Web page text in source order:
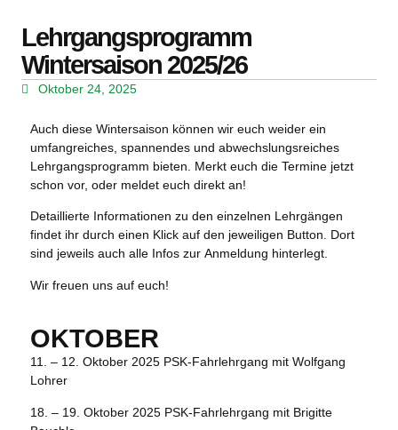
Lehrgangsprogramm
Wintersaison 2025/26
Oktober 24, 2025
Auch diese Wintersaison können wir euch weider ein
umfangreiches, spannendes und abwechslungsreiches
Lehrgangsprogramm bieten. Merkt euch die Termine jetzt
schon vor, oder meldet euch direkt an!
Detaillierte Informationen zu den einzelnen Lehrgängen
findet ihr durch einen Klick auf den jeweiligen Button. Dort
sind jeweils auch alle Infos zur Anmeldung hinterlegt.
Wir freuen uns auf euch!
OKTOBER
11. – 12. Oktober 2025 PSK-Fahrlehrgang mit Wolfgang
Lohrer
18. – 19. Oktober 2025 PSK-Fahrlehrgang mit Brigitte